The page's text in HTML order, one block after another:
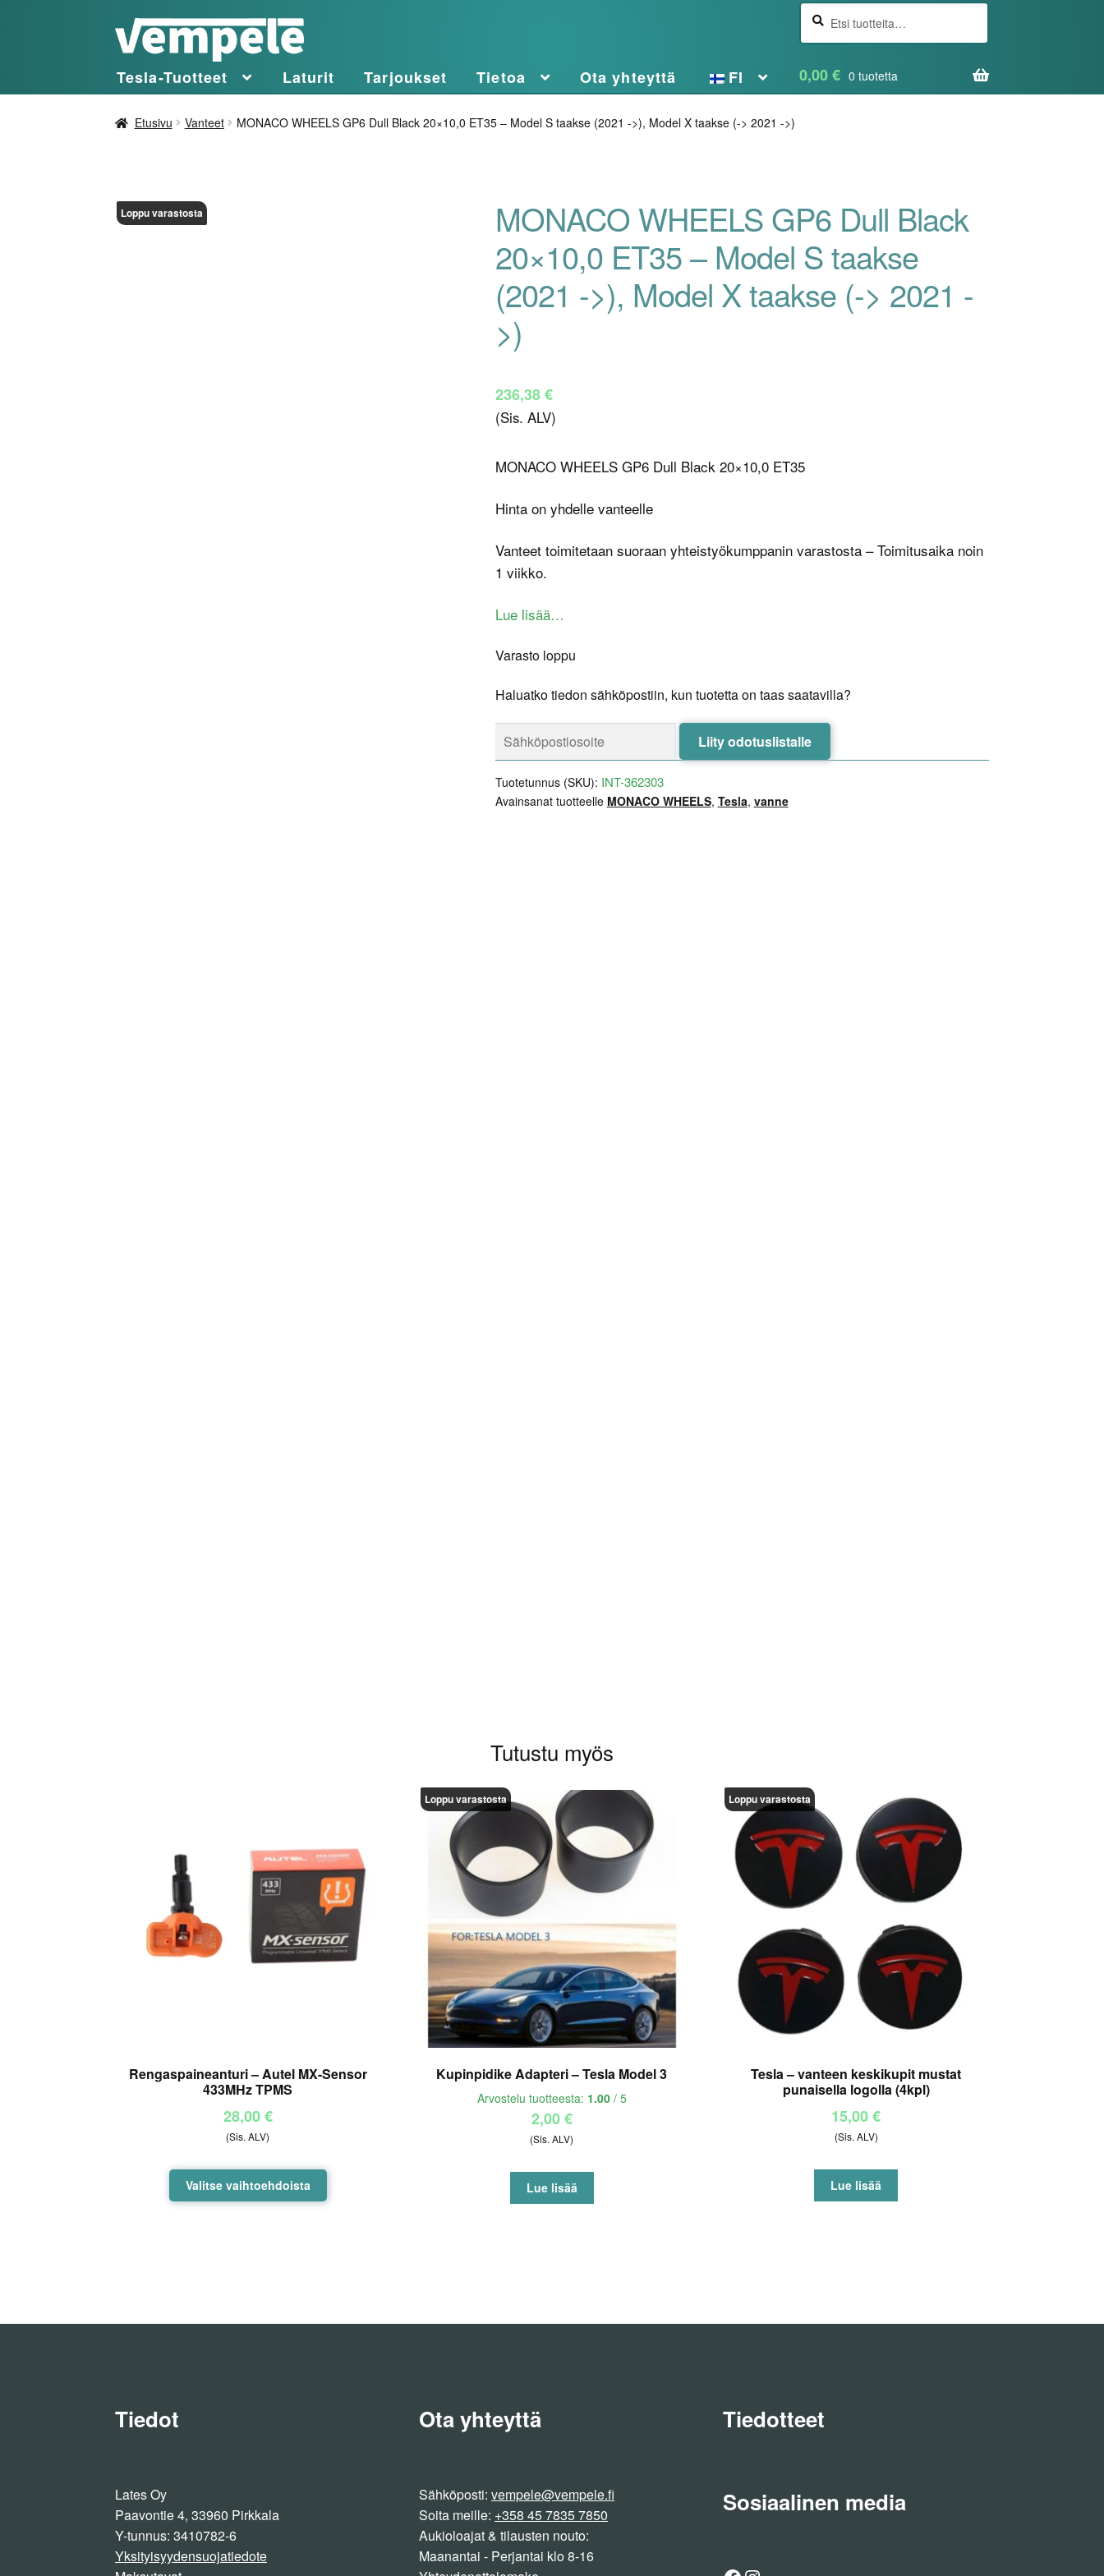
Siirry
Siirry
Etsi
Haku
Tesla-Tuotteet Laturit Tarjoukset Tietoa Ota yhteyttä FI 0,00€ 0 tuotetta
Etusivu Vanteet MONACO WHEELS GP6 Dull Black 20×10,0 ET35 – Model S taakse (2021 ->), Model X taakse (-> 2021 ->)
Loppu varastosta
MONACO WHEELS GP6 Dull Black
20×10,0 ET35 – Model S taakse
(2021 ->), Model X taakse (-> 2021 -
>)
236,38€
(Sis. ALV)
MONACO WHEELS GP6 Dull Black 20×10,0 ET35
Hinta on yhdelle vanteelle
Vanteet toimitetaan suoraan yhteistyökumppanin varastosta – Toimitusaika noin
1 viikko.
Lue lisää…
Varasto loppu
Haluatko tiedon sähköpostiin, kun tuotetta on taas saatavilla?
Liity odotuslistalle
Tuotetunnus (SKU): INT-362303
Avainsanat tuotteelle MONACO WHEELS, Tesla, vanne
Tutustu myös
Rengaspaineanturi – Autel MX-Sensor
433MHz TPMS
28,00€
(Sis. ALV)
Valitse vaihtoehdoista
Tällä
tuotteella
tuotteen
Loppu varastosta
Kupinpidike Adapteri – Tesla Model 3
Arvostelu tuotteesta: 1.00/ 5
2,00€
(Sis. ALV)
Lue lisää
Loppu varastosta
Tesla – vanteen keskikupit mustat
punaisella logolla (4kpl)
15,00€
(Sis. ALV)
Lue lisää
Tiedot
Lates Oy
Paavontie 4, 33960 Pirkkala
Y-tunnus: 3410782-6
Yksityisyydensuojatiedote
Ota yhteyttä
Sähköposti:vempele@vempele.fi
Soita meille: +358 45 7835 7850
Aukioloajat & tilausten nouto:
Maanantai - Perjantai klo 8-16
Tiedotteet
Sosiaalinen media